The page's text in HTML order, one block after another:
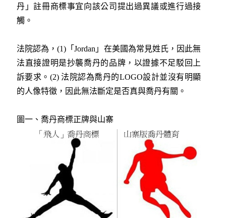
丹」註冊商標事宜向該公司提出過異議或進行過接
觸。
法院認為，(1)「Jordan」在美國為常見姓氏，因此無
法直接證明是抄襲喬丹的品牌，以證據不足駁回上
訴要求。(2) 法院認為喬丹的LOGO設計並沒有明顯
的人像特徵，因此無法斷定是否真與喬丹有關。
圖一、喬丹商標正牌與山寨